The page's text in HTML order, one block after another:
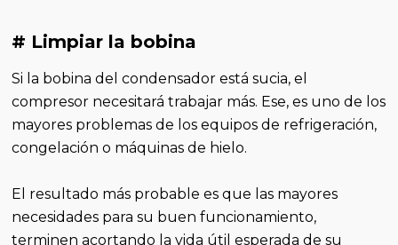
# Limpiar la bobina
Si la bobina del condensador está sucia, el
compresor necesitará trabajar más. Ese, es uno de los
mayores problemas de los equipos de refrigeración,
congelación o máquinas de hielo.
El resultado más probable es que las mayores
necesidades para su buen funcionamiento,
terminen acortando la vida útil esperada de su